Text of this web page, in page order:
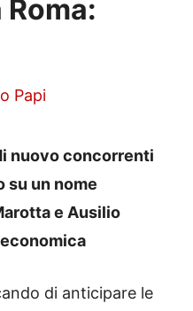
Roma:
Papi
nuovo concorrenti
su un nome
e Ausilio
di anticipare le